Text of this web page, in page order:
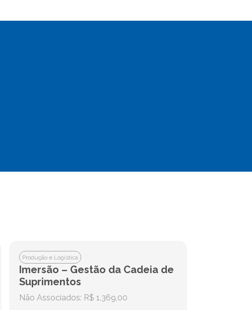
Produção e Logística
Imersão – Gestão da Cadeia de
Suprimentos
Não Associados: R$ 1.369,00